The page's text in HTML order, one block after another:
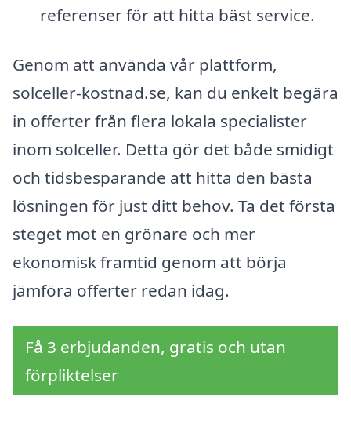
referenser för att hitta bäst service.
Genom att använda vår plattform,
solceller-kostnad.se, kan du enkelt begära
in offerter från flera lokala specialister
inom solceller. Detta gör det både smidigt
och tidsbesparande att hitta den bästa
lösningen för just ditt behov. Ta det första
steget mot en grönare och mer
ekonomisk framtid genom att börja
jämföra offerter redan idag.
Få 3 erbjudanden, gratis och utan
förpliktelser